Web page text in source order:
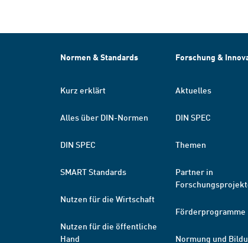
Normen & Standards
Kurz erklärt
Alles über DIN-Normen
DIN SPEC
SMART Standards
Nutzen für die Wirtschaft
Nutzen für die öffentliche
Hand
Forschung &
Aktuelles
DIN SPEC
Themen
Partner in
Förderprogramme
Normung und